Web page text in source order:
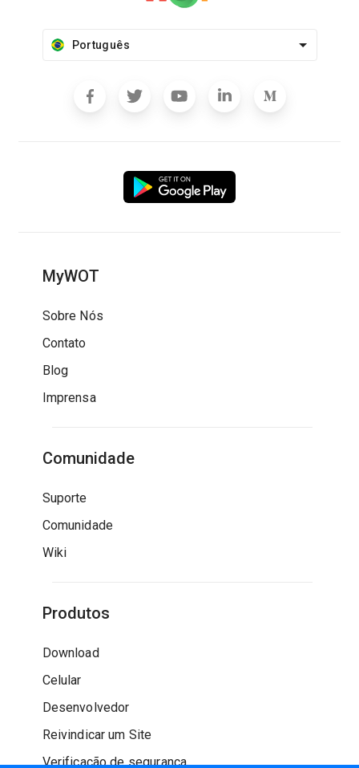
Português
MyWOT
Sobre Nós
Contato
Blog
Imprensa
Comunidade
Suporte
Comunidade
Wiki
Produtos
Download
Celular
Desenvolvedor
Reivindicar um Site
Verificação de segurança